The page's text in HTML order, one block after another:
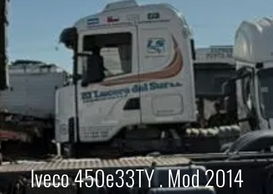
Iveco 450e33TY . Mod 2014